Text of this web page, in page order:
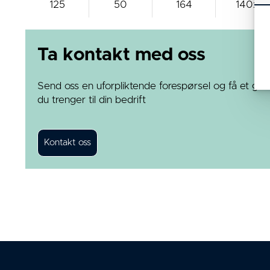
125 50 164
Ta kontakt med oss
Send oss en uforpliktende forespørsel og få et
du trenger til din bedrift